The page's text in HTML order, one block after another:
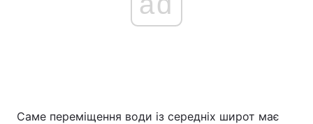
Саме переміщення води із середніх широт має